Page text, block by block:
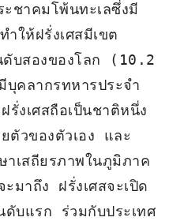
ชาคมโพ้นทะเลซึ่งมี
ให้ฝรั่งเศสมีเขต
ดับสองของโลก (10.2
คลากรทหารประจำ
งเศสถือเป็นชาติหนึ่ง
วของตัวเอง และ
าเสถียรภาพในภูมิภาค
มาถึง ฝรั่งเศสจะเปิด
บแรก ร่วมกับประเทศ